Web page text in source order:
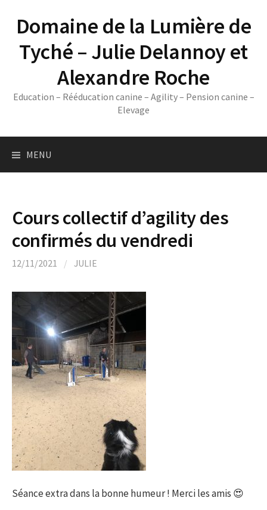
contentDomaine de la Lumière de
Tyché – Julie Delannoy et
Alexandre Roche
Education – Rééducation canine – Agility – Pension canine –
Elevage
MENU
Cours collectif d’agility des
confirmés du vendredi
12/11/2021 / JULIE
Séance extra dans la bonne humeur ! Merci les amis 😍